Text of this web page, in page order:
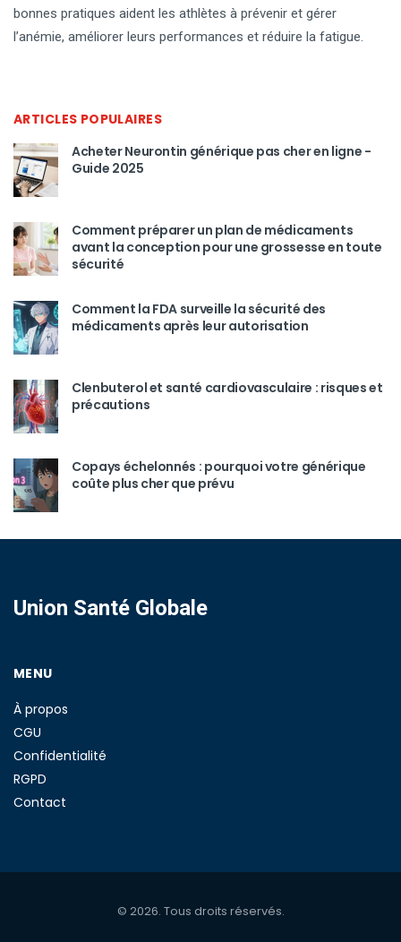
bonnes pratiques aident les athlètes à prévenir et gérer
l’anémie, améliorer leurs performances et réduire la fatigue.
ARTICLES POPULAIRES
Acheter Neurontin générique pas cher en ligne -
Guide 2025
Comment préparer un plan de médicaments
avant la conception pour une grossesse en toute
sécurité
Comment la FDA surveille la sécurité des
médicaments après leur autorisation
Clenbuterol et santé cardiovasculaire : risques et
précautions
Copays échelonnés : pourquoi votre générique
coûte plus cher que prévu
Union Santé Globale
MENU
À propos
CGU
Confidentialité
RGPD
Contact
© 2026. Tous droits réservés.